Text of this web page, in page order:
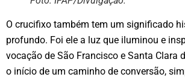
O crucifixo também tem um significado
profundo. Foi ele a luz que iluminou e
vocação de São Francisco e Santa Clara
o início de um caminho de conversão,